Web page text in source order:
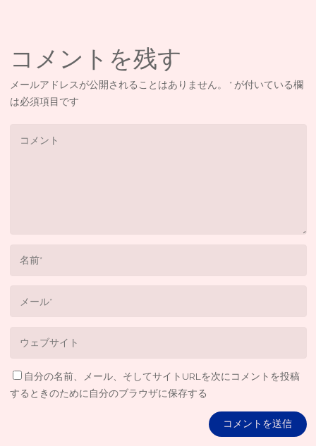
コメントを残す
メールアドレスが公開されることはありません。 * が付いている欄
は必須項目です
自分の名前、メール、そしてサイトURLを次にコメントを投稿
するときのために自分のブラウザに保存する